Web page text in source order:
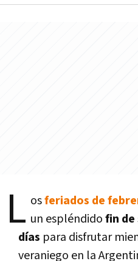
L osferiados de
un espléndidofin de
días para disfrutar
veraniego en la